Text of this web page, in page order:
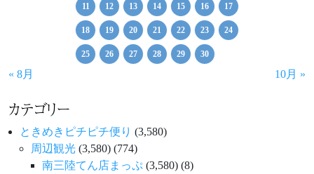
11 12 13 14 15 16 17
18 19 20 21 22 23 24
25 26 27 28 29 30
« 8月 10月 »
カテゴリー
ときめきピチピチ便り (3,580)
周辺観光 (3,580) (774)
南三陸てん店まっぷ (3,580) (8)